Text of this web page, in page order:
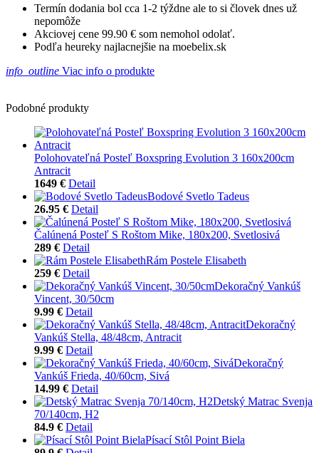
Termín dodania bol cca 1-2 týždne ale to si človek dnes už
nepomôže
Akciovej cene 99.90 € som nemohol odolať.
Podľa heureky najlacnejšie na moebelix.sk
info_outline Viac info o produkte
Podobné produkty
Polohovateľná Posteľ Boxspring Evolution 3 160x200cm
Antracit
1649 € Detail
Bodové Svetlo Tadeus
26.95 € Detail
Čalúnená Posteľ S Roštom Mike, 180x200, Svetlosivá
289 € Detail
Rám Postele Elisabeth
259 € Detail
Dekoračný Vankúš
Vincent, 30/50cm
9.99 € Detail
Dekoračný
Vankúš Stella, 48/48cm, Antracit
9.99 € Detail
Dekoračný
Vankúš Frieda, 40/60cm, Sivá
14.99 € Detail
Detský Matrac Svenja
70/140cm, H2
84.9 € Detail
Písací Stôl Point Biela